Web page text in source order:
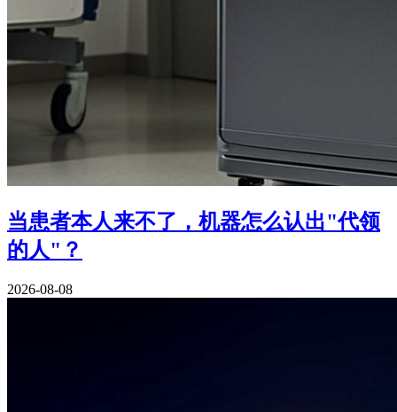
当患者本人来不了，机器怎么认出"代领
的人"？
2026-08-08